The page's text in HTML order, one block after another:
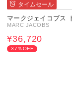
タイムセール
マークジェイコブス
MARC JACOBS
¥36,720
37％OFF